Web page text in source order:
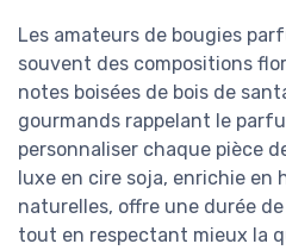
Les amateurs de bougies
souvent des compositions
notes boisées de bois de
gourmands rappelant le
personnaliser chaque pièce
luxe en cire soja, enrichie en
naturelles, offre une durée
tout en respectant mieux la